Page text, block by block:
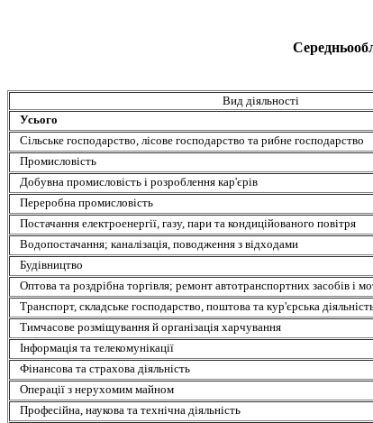
Вид діяльності
Усього
Сільське господарство, лісове господарство та рибне господарство
Промисловість
Добувна промисловість і розроблення кар'єрів
Переробна промисловість
Постачання електроенергії, газу, пари та кондиційованого повітря
Водопостачання; каналізація, поводження з відходами
Будівництво
Оптова та роздрібна торгівля; ремонт автотранспортних засобів і
Транспорт, складське господарство, поштова та кур'єрська
Тимчасове розміщування й організація харчування
Інформація та телекомунікації
Фінансова та страхова діяльність
Операції з нерухомим майном
Професійна, наукова та технічна діяльність